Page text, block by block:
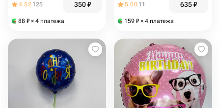
4.52 125 350₽
88 ₽ × 4 платежа
фольга, шарик с гелием
5.00 11 635₽
159 ₽ × 4 платежа